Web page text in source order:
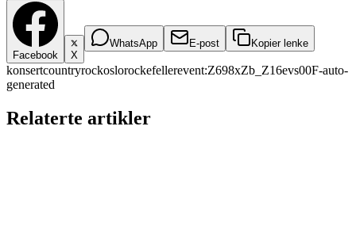
Facebook X
WhatsApp E-post Kopier lenke
konsertcountryrockoslorockefellerevent:Z698xZb_Z16evs00F-auto-
generated
Relaterte artikler